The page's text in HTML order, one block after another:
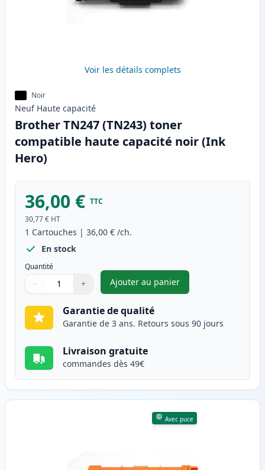
Voir les détails complets
Noir
Neuf Haute capacité
Brother TN247 (TN243) toner
compatible haute capacité noir (Ink
Hero)
36,00 € TTC
30,77 € HT
1 Cartouches | 36,00 € /ch.
En stock
Quantité
Quantité
Utilisez les boutons pour ajuster
− +
Quantité
Ajouter au panier
,Brother TN247 (TN243)
Garantie de qualité
Garantie de 3 ans. Retours sous 90 jours
Livraison gratuite
commandes dès 49€
Avec puce